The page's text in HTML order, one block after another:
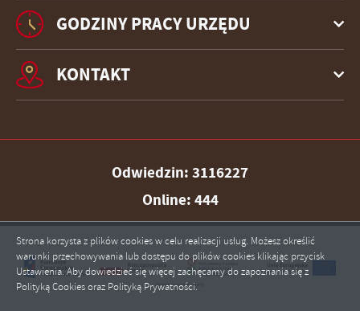
GODZINY PRACY URZĘDU
KONTAKT
Odwiedzin: 3116227
Online: 444
Strona korzysta z plików cookies w celu realizacji usług. Możesz określić
warunki przechowywania lub dostępu do plików cookies klikając przycisk
Ustawienia. Aby dowiedzieć się więcej zachęcamy do zapoznania się z
Polityką Cookies oraz Polityką Prywatności.
ZAPISZ WYBRANE